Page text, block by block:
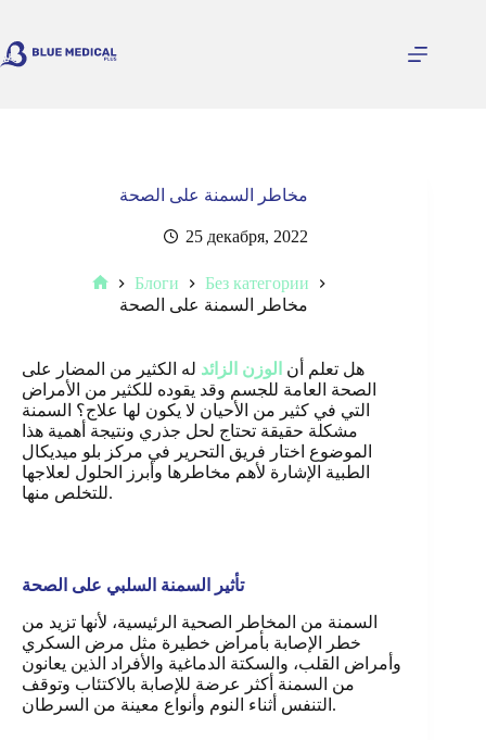
сути
مخاطر السمنة على الصحة
25 декабря, 2022
Главная
Блоги
Без категории
مخاطر السمنة على الصحة
هل تعلم أن الوزن الزائد له الكثير من المضار على
الصحة العامة للجسم وقد يقوده للكثير من الأمراض
التي في كثير من الأحيان لا يكون لها علاج؟ السمنة
مشكلة حقيقة تحتاج لحل جذري ونتيجة أهمية هذا
الموضوع اختار فريق التحرير في مركز بلو ميديكال
الطبية الإشارة لأهم مخاطرها وأبرز الحلول لعلاجها
للتخلص منها.
تأثير السمنة السلبي على الصحة
السمنة من المخاطر الصحية الرئيسية، لأنها تزيد من
خطر الإصابة بأمراض خطيرة مثل مرض السكري
وأمراض القلب، والسكتة الدماغية والأفراد الذين يعانون
من السمنة أكثر عرضة للإصابة بالاكتئاب وتوقف
التنفس أثناء النوم وأنواع معينة من السرطان.